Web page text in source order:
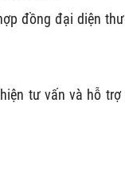
đồng đại diện
tư vấn và hỗ trợ